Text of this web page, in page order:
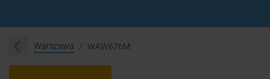
Śledzenie przesyłki
Warszawa WAW676M